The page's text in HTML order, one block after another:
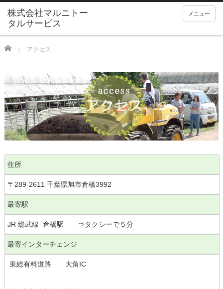
メニュー
Home アクセス
住所
〒289-2611 千葉県旭市倉橋3992
最寄駅
JR 総武線 倉橋駅 ⇒タクシーで５分
最寄インターチェンジ
東総有料道路 大角IC